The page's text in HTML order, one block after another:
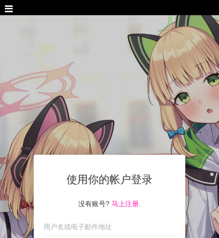
使用你的帐户登录
没有账号? 马上注册